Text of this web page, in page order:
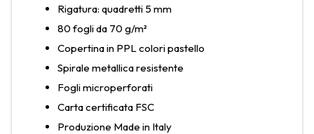
Rigatura: quadretti 5 mm
80 fogli da 70 g/m²
Copertina in PPL colori pastello
Spirale metallica resistente
Fogli microperforati
Carta certificata FSC
Produzione Made in Italy